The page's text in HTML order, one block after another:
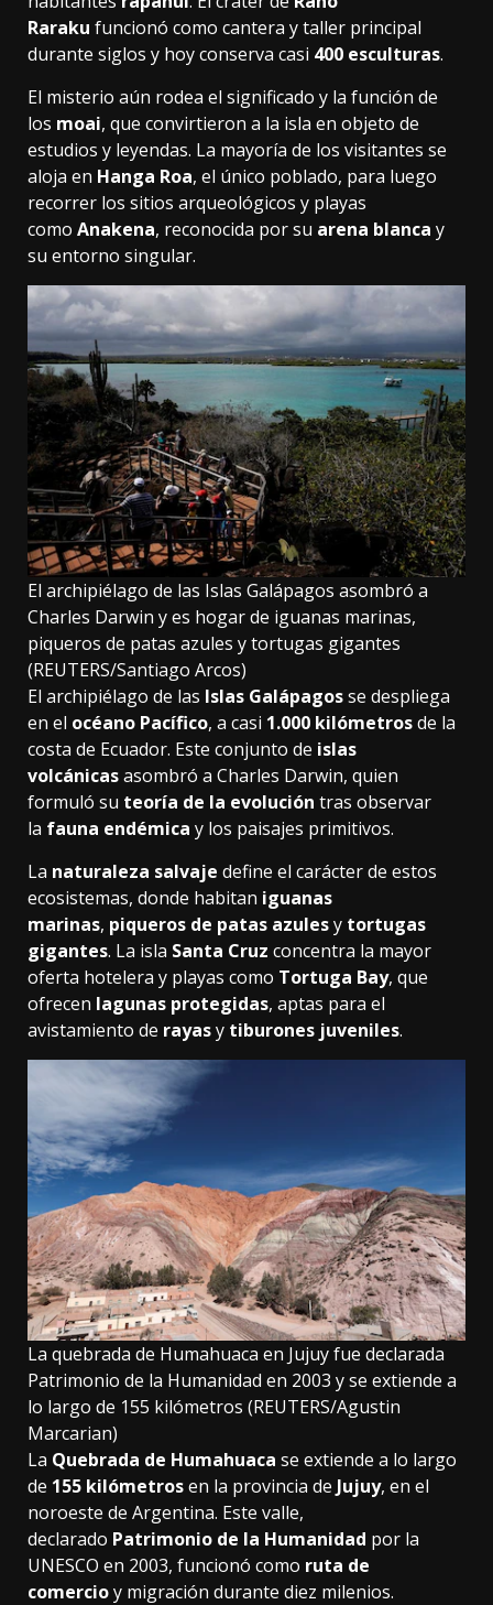
Raraku funcionó como cantera y taller principal
durante siglos y hoy conserva casi 400 esculturas.
El misterio aún rodea el significado y la función de
los moai, que convirtieron a la isla en objeto de
estudios y leyendas. La mayoría de los visitantes se
aloja en Hanga Roa, el único poblado, para luego
recorrer los sitios arqueológicos y playas
como Anakena, reconocida por su arena blanca y
su entorno singular.
El archipiélago de las Islas Galápagos asombró a
Charles Darwin y es hogar de iguanas marinas,
piqueros de patas azules y tortugas gigantes
(REUTERS/Santiago Arcos)
El archipiélago de las Islas Galápagosse despliega
en el océano Pacífico, a casi 1.000 kilómetrosde la
costa de Ecuador. Este conjunto de islas
volcánicasasombró a Charles Darwin, quien
formuló su teoría de la evolución tras observar
la fauna endémica y los paisajes primitivos.
La naturaleza salvaje define el carácter de estos
ecosistemas, donde habitan iguanas
marinas, piqueros de patas azulesy tortugas
gigantes. La isla Santa Cruz concentra la mayor
oferta hotelera y playas como Tortuga Bay, que
ofrecen lagunas protegidas, aptas para el
avistamiento de rayasy tiburones juveniles.
La quebrada de Humahuaca en Jujuy fue declarada
Patrimonio de la Humanidad en 2003 y se extiende a
lo largo de 155 kilómetros (REUTERS/Agustin
Marcarian)
La Quebrada de Humahuaca se extiende a lo largo
de 155 kilómetrosen la provincia de Jujuy, en el
noroeste de Argentina. Este valle,
declarado Patrimonio de la Humanidad por la
UNESCO en 2003, funcionó como ruta de
comercioy migración durante diez milenios.